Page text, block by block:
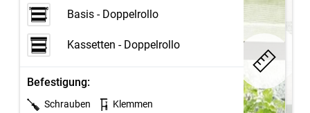
Basis - Doppelrollo
Kassetten - Doppelrollo
Befestigung:
Schrauben Klemmen
Basis - Doppelrollo
Kassetten - Doppelrollo
Befestigung: